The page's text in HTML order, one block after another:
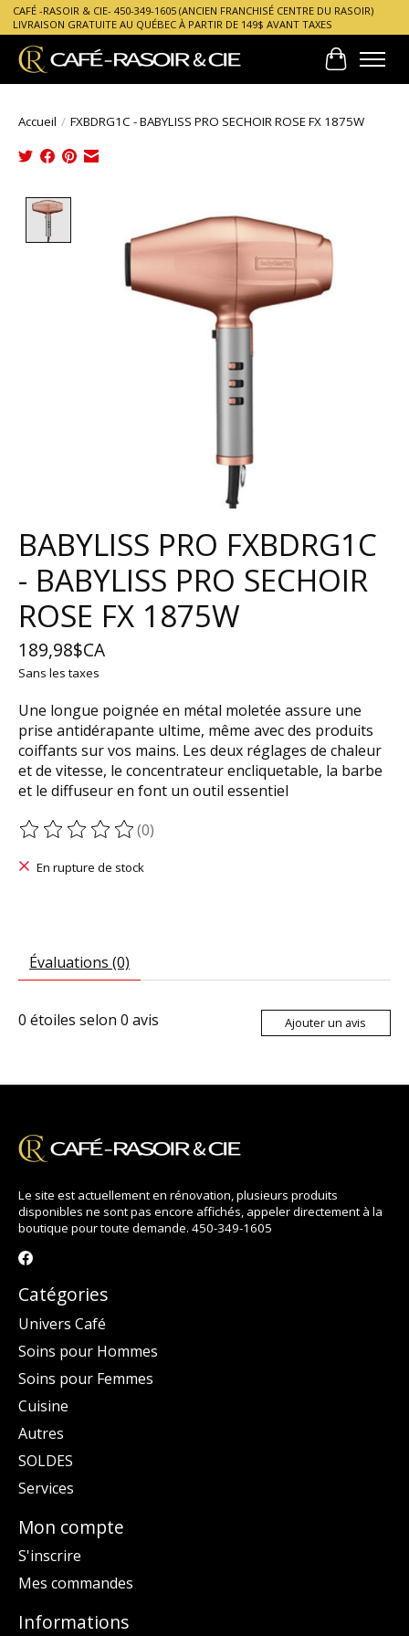
CAFÉ -RASOIR & CIE- 450-349-1605 (ANCIEN FRANCHISÉ CENTRE DU RASOIR)
LIVRAISON GRATUITE AU QUÉBEC À PARTIR DE 149$ AVANT TAXES
Panier
Accueil / FXBDRG1C - BABYLISS PRO SECHOIR ROSE FX 1875W
BABYLISS PRO FXBDRG1C
- BABYLISS PRO SECHOIR
ROSE FX 1875W
189,98$CA
Sans les taxes
Une longue poignée en métal moletée assure une
prise antidérapante ultime, même avec des produits
coiffants sur vos mains. Les deux réglages de chaleur
et de vitesse, le concentrateur encliquetable, la barbe
et le diffuseur en font un outil essentiel
Ce produit est évalué à
(0)
En rupture de stock
Évaluations (0)
0 étoiles selon 0 avis Ajouter un avis
Le site est actuellement en rénovation, plusieurs produits
disponibles ne sont pas encore affichés, appeler directement à la
boutique pour toute demande. 450-349-1605
Catégories
Univers Café
Soins pour Hommes
Soins pour Femmes
Cuisine
Autres
SOLDES
Services
Mon compte
S'inscrire
Mes commandes
Informations